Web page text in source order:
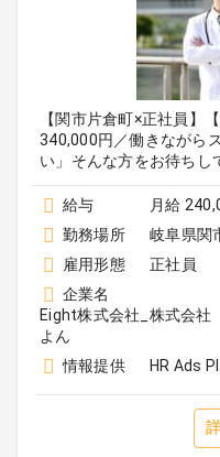
【関市片倉町×正社員】
340,000円／働きながら
い」そんな方をお待ち
給与
月給
勤務場所
岐阜県関
雇用形態
正社員
企業名
Eight株式会社_株式会
よん
情報提供
HR Ads